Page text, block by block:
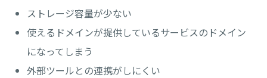
ストレージ容量が少ない
使えるドメインが提供しているサービスのドメイン
になってしまう
外部ツールとの連携がしにくい